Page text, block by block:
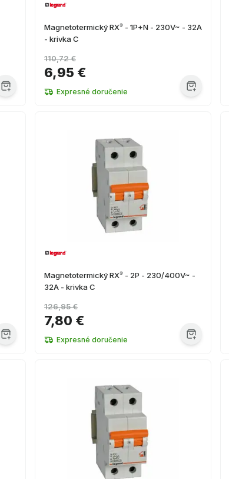
Magnetotermický RX³ - 1P+N - 230V~ - 32A
- krivka C
6,95 €
110,72 €
Expresné doručenie
Magnetotermický RX³ - 2P - 230/400V~ -
32A - krivka C
7,80 €
126,95 €
Expresné doručenie